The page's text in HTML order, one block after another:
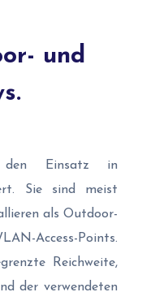
und
Einsatz in
Sie sind meist
als Outdoor-
Access-Points.
Reichweite,
der verwendeten